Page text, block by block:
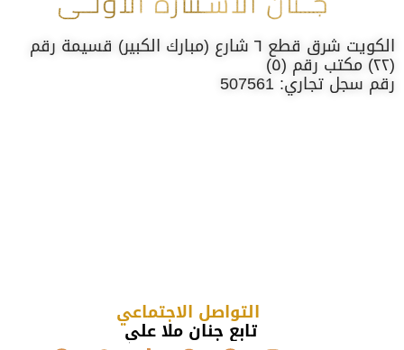
الكويت شرق قطع ٦ شارع (مبارك الكبير) قسيمة رقم
(٢٢) مكتب رقم (٥)
رقم سجل تجاري: 507561
التواصل الاجتماعي
تابع جنان ملا علي